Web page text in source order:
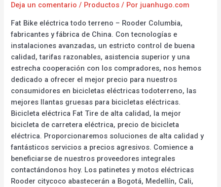
Deja un comentario / Productos / Por juanhugo.com
Fat Bike eléctrica todo terreno – Rooder Columbia,
fabricantes y fábrica de China. Con tecnologías e
instalaciones avanzadas, un estricto control de buena
calidad, tarifas razonables, asistencia superior y una
estrecha cooperación con los compradores, nos hemos
dedicado a ofrecer el mejor precio para nuestros
consumidores en bicicletas eléctricas todoterreno, las
mejores llantas gruesas para bicicletas eléctricas.
Bicicleta eléctrica Fat Tire de alta calidad, la mejor
bicicleta de carretera eléctrica, precio de bicicleta
eléctrica. Proporcionaremos soluciones de alta calidad y
fantásticos servicios a precios agresivos. Comience a
beneficiarse de nuestros proveedores integrales
contactándonos hoy. Los patinetes y motos eléctricas
Rooder citycoco abastecerán a Bogotá, Medellín, Cali,